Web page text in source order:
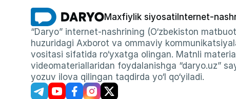
Maxfiylik siyosati Internet-
“Daryo” internet-nashrining (O‘zbekiston
huzuridagi Axborot va ommaviy
vositasi sifatida ro‘yxatga olingan. Matnli
videomateriallaridan foydalanishga “daryo.uz”
yozuv ilova qilingan taqdirda yo‘l qo‘yiladi.